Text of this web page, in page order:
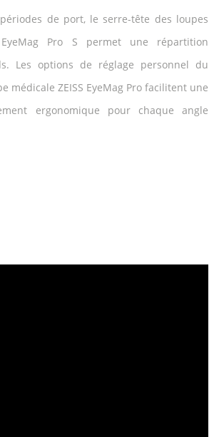
de port, le serre-tête des loupes
EyeMag Pro S permet une répartition
Les options de réglage personnel du
médicale ZEISS EyeMag Pro facilitent une
ergonomique pour chaque angle